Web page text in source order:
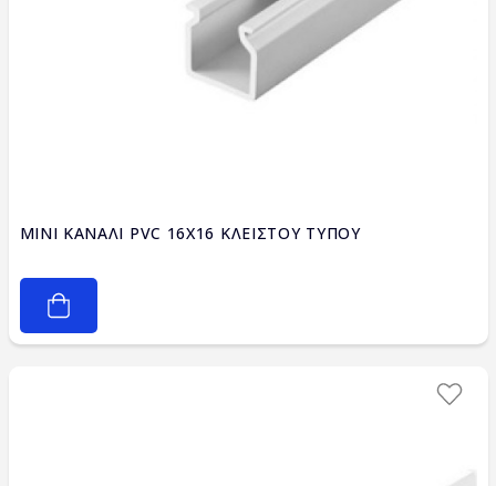
MINI ΚΑΝΑΛΙ PVC 16X16 ΚΛΕΙΣΤΟΥ ΤΥΠΟΥ